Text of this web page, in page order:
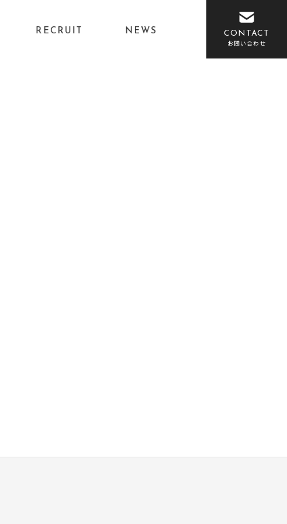
RECRUIT NEWS CONTACT
お問い合わせ